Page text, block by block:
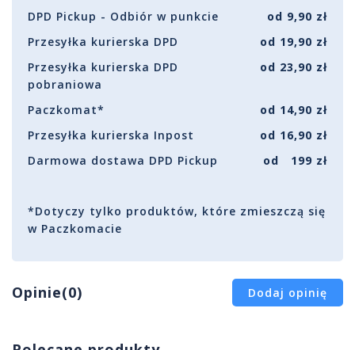
DPD Pickup - Odbiór w punkcie
od 9,90 zł
Przesyłka kurierska DPD
od 19,90 zł
Przesyłka kurierska DPD
pobraniowa
od 23,90 zł
Paczkomat*
od 14,90 zł
Przesyłka kurierska Inpost
od 16,90 zł
Darmowa dostawa DPD Pickup
od 199 zł
*Dotyczy tylko produktów, które zmieszczą się
w Paczkomacie
Opinie(0) Dodaj opinię